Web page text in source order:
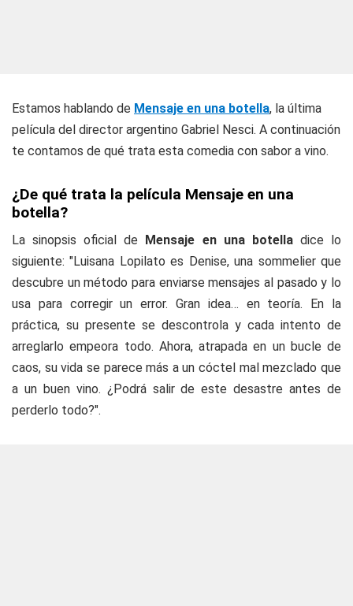
Estamos hablando de Mensaje en una botella, la última
película del director argentino Gabriel Nesci. A continuación
te contamos de qué trata esta comedia con sabor a vino.
¿De qué trata la película Mensaje en una
botella?
La sinopsis oficial de Mensaje en una botelladice lo
siguiente: "Luisana Lopilato es Denise, una sommelier que
descubre un método para enviarse mensajes al pasado y lo
usa para corregir un error. Gran idea… en teoría. En la
práctica, su presente se descontrola y cada intento de
arreglarlo empeora todo. Ahora, atrapada en un bucle de
caos, su vida se parece más a un cóctel mal mezclado que
a un buen vino. ¿Podrá salir de este desastre antes de
perderlo todo?".